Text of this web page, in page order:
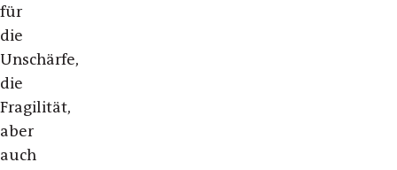
für
die
Unschärfe,
die
Fragilität,
aber
auch